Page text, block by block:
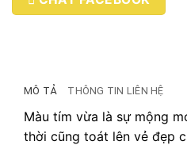
MÔ TẢ THÔNG TIN LIÊN HỆ
Màu tím vừa là sự mộng
thời cũng toát lên vẻ đẹp